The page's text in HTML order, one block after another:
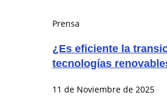
Prensa
¿Es eficiente la
tecnologías
11 de Noviembre de 2025